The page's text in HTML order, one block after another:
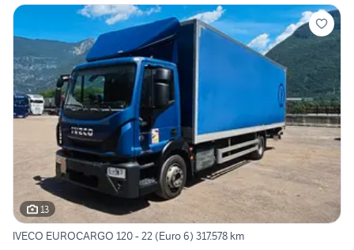
13
IVECO EUROCARGO 120 - 22 (Euro 6) 317.578 km